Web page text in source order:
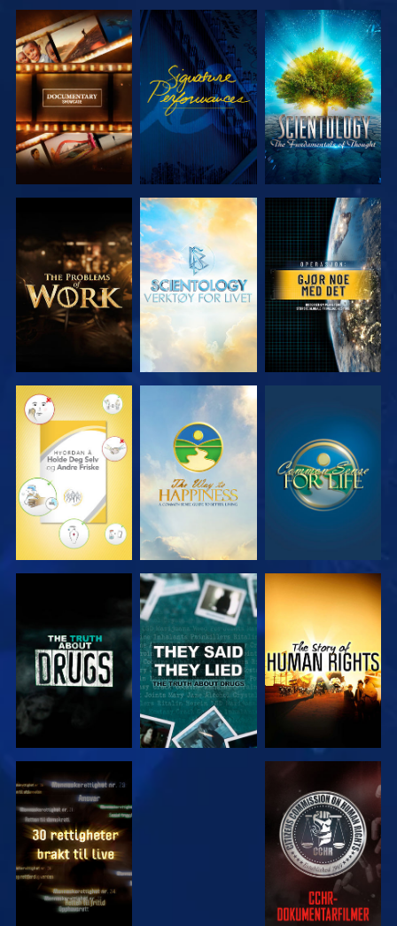
UTFORSK
SERIEN
SE
UTFORSK
SERIEN
UTFORSK
SERIEN
UTFORSK
SERIEN
SE
SE SE SE
SE SE
SE SE